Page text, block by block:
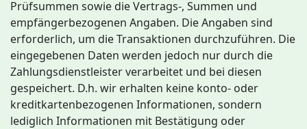
Prüfsummen sowie die Vertrags-, Summen und
empfängerbezogenen Angaben. Die Angaben sind
erforderlich, um die Transaktionen durchzuführen. Die
eingegebenen Daten werden jedoch nur durch die
Zahlungsdienstleister verarbeitet und bei diesen
gespeichert. D.h. wir erhalten keine konto- oder
kreditkartenbezogenen Informationen, sondern
lediglich Informationen mit Bestätigung oder